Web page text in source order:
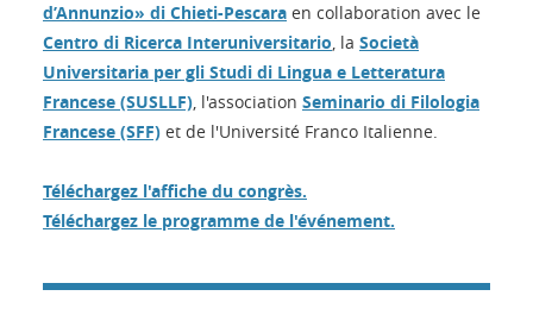
d’Annunzio» di Chieti-Pescara en collaboration avec le
Centro di Ricerca Interuniversitario, la Società
Universitaria per gli Studi di Lingua e Letteratura
Francese (SUSLLF), l'association Seminario di Filologia
Francese (SFF) et de l'Université Franco Italienne.
Téléchargez l'affiche du congrès.
Téléchargez le programme de l'événement.